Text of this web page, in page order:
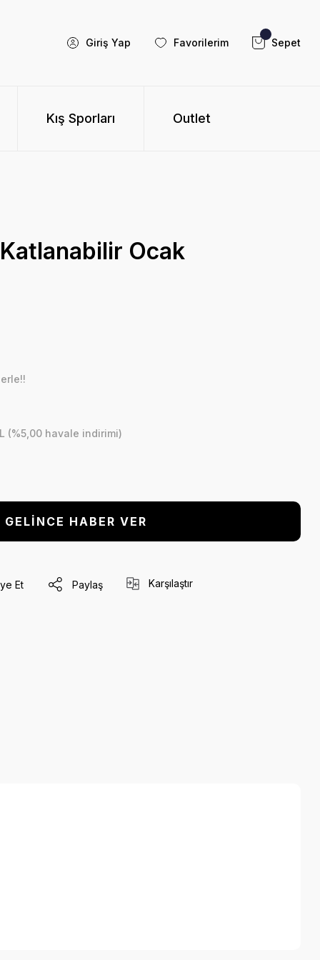
Giriş Yap Favorilerim Sepet
Kış Sporları Outlet
Ocak
(%5,00 havale indirimi)
GELİNCE HABER VER
Et Paylaş Karşılaştır